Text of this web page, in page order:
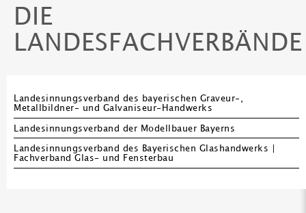
DIE
LANDESFACHVERBÄNDE
Landesinnungsverband des bayerischen Graveur-,
Metallbildner- und Galvaniseur-Handwerks
Landesinnungsverband der Modellbauer Bayerns
Landesinnungsverband des Bayerischen Glashandwerks |
Fachverband Glas- und Fensterbau